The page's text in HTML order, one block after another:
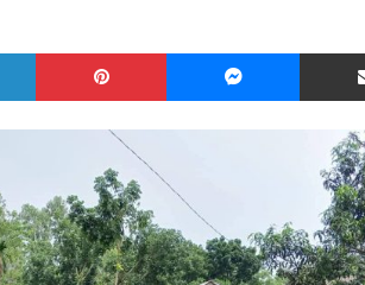
LinkedIn Pinterest